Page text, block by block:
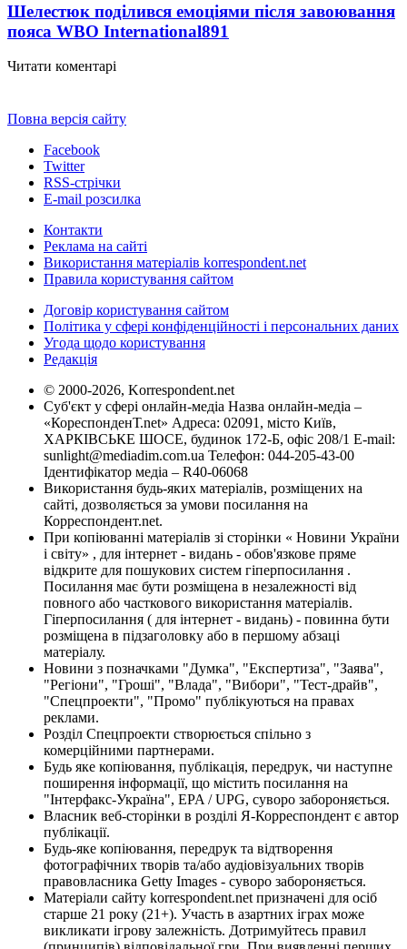
Шелестюк поділився емоціями після завоювання
пояса WBO International891
Читати коментарі
Повна версія сайту
Facebook
Twitter
RSS-стрічки
E-mail розсилка
Контакти
Реклама на сайті
Використання матеріалів korrespondent.net
Правила користування сайтом
Договір користування сайтом
Політика у сфері конфіденційності і персональних даних
Угода щодо користування
Редакція
© 2000-2026, Korrespondent.net
Суб'єкт у сфері онлайн-медіа Назва онлайн-медіа –
«КореспонденТ.net» Адреса: 02091, місто Київ,
ХАРКІВСЬКЕ ШОСЕ, будинок 172-Б, офіс 208/1 E-mail:
sunlight@mediadim.com.ua Телефон: 044-205-43-00
Ідентифікатор медіа – R40-06068
Використання будь-яких матеріалів, розміщених на
сайті, дозволяється за умови посилання на
Корреспондент.net.
При копіюванні матеріалів зі сторінки « Новини України
і світу» , для інтернет - видань - обов'язкове пряме
відкрите для пошукових систем гіперпосилання .
Посилання має бути розміщена в незалежності від
повного або часткового використання матеріалів.
Гіперпосилання ( для інтернет - видань) - повинна бути
розміщена в підзаголовку або в першому абзаці
матеріалу.
Новини з позначками "Думка", "Експертиза", "Заява",
"Регіони", "Гроші", "Влада", "Вибори", "Тест-драйв",
"Спецпроекти", "Промо" публікуються на правах
реклами.
Розділ Спецпроекти створюється спільно з
комерційними партнерами.
Будь яке копіювання, публікація, передрук, чи наступне
поширення інформації, що містить посилання на
"Інтерфакс-Україна", EPA / UPG, суворо забороняється.
Власник веб-сторінки в розділі Я-Корреспондент є автор
публікації.
Будь-яке копіювання, передрук та відтворення
фотографічних творів та/або аудіовізуальних творів
правовласника Getty Images - суворо забороняється.
Матеріали сайту korrespondent.net призначені для осіб
старше 21 року (21+). Участь в азартних іграх може
викликати ігрову залежність. Дотримуйтесь правил